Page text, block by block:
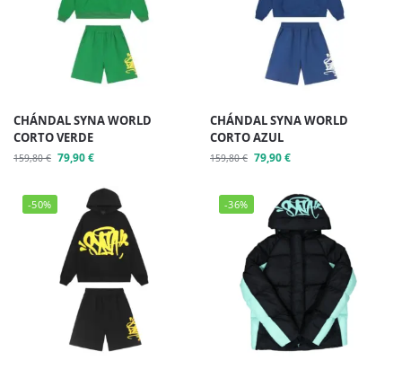
CHÁNDAL SYNA WORLD
CORTO VERDE
159,80€ 79,90€
CHÁNDAL SYNA WORLD
CORTO AZUL
159,80€ 79,90€
-50% -36%